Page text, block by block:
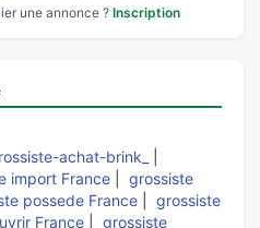
une annonce ? Inscription
achat-brink_
import France
grossiste
possede France
grossiste
France
grossiste